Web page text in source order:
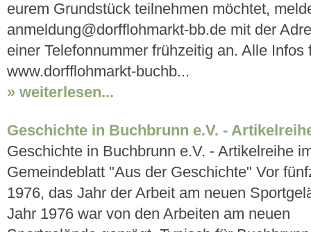
eurem Grundstück teilnehmen möchtet,
anmeldung@dorfflohmarkt-bb.de mit der
einer Telefonnummer frühzeitig an. Alle
www.dorfflohmarkt-buchb...
» weiterlesen...
Geschichte in Buchbrunn e.V. -
Geschichte in Buchbrunn e.V. - Artikelreihe
Gemeindeblatt "Aus der Geschichte" Vor
1976, das Jahr der Arbeit am neuen
Jahr 1976 war von den Arbeiten am neuen